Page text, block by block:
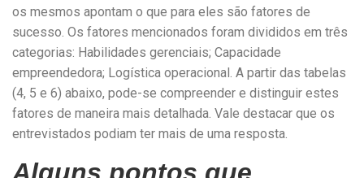
os mesmos apontam o que para eles são fatores de
sucesso. Os fatores mencionados foram divididos em três
categorias: Habilidades gerenciais; Capacidade
empreendedora; Logística operacional. A partir das tabelas
(4, 5 e 6) abaixo, pode-se compreender e distinguir estes
fatores de maneira mais detalhada. Vale destacar que os
entrevistados podiam ter mais de uma resposta.
Alguns pontos que